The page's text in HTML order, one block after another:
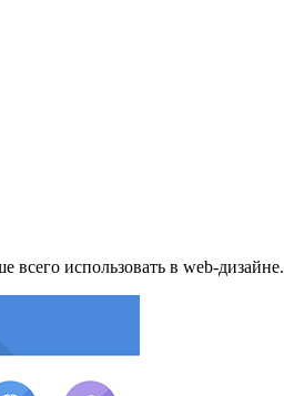
использовать в web-дизайне.